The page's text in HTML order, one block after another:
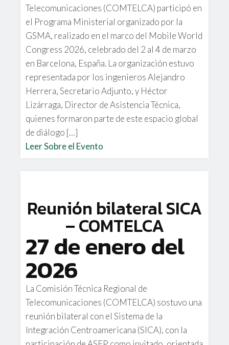
Telecomunicaciones (COMTELCA) participó en
el Programa Ministerial organizado por la
GSMA, realizado en el marco del Mobile World
Congress 2026, celebrado del 2 al 4 de marzo
en Barcelona, España. La organización estuvo
representada por los ingenieros Alejandro
Herrera, Secretario Adjunto, y Héctor
Lizárraga, Director de Asistencia Técnica,
quienes formaron parte de este espacio global
de diálogo […]
Leer Sobre el Evento
Reunión bilateral SICA
– COMTELCA
27 de enero del
2026
La Comisión Técnica Regional de
Telecomunicaciones (COMTELCA) sostuvo una
reunión bilateral con el Sistema de la
Integración Centroamericana (SICA), con la